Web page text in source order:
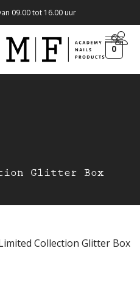
09.00 tot 16.00 uur
0
Glitter Box
Collection Glitter Box